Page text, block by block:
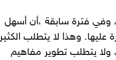
وفي فترة سابقة ،أن أسهل
وهذا لا يتطلب الكثير
ولا يتطلب تطوير مفاهيم